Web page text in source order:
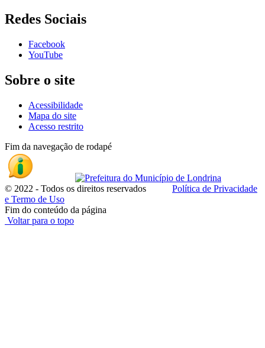
Redes Sociais
Facebook
YouTube
Sobre o site
Acessibilidade
Mapa do site
Acesso restrito
Fim da navegação de rodapé
© 2022 - Todos os direitos reservados Política de Privacidade
e Termo de Uso
Fim do conteúdo da página
Voltar para o topo